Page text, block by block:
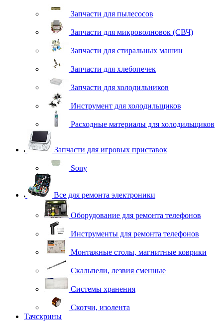
Запчасти для пылесосов
Запчасти для микроволновок (СВЧ)
Запчасти для стиральных машин
Запчасти для хлебопечек
Запчасти для холодильников
Инструмент для холодильщиков
Расходные материалы для холодильщиков
Запчасти для игровых приставок
Sony
Все для ремонта электроники
Оборудование для ремонта телефонов
Инструменты для ремонта телефонов
Монтажные столы, магнитные коврики
Скальпели, лезвия сменные
Системы хранения
Скотчи, изолента
Тачскрины